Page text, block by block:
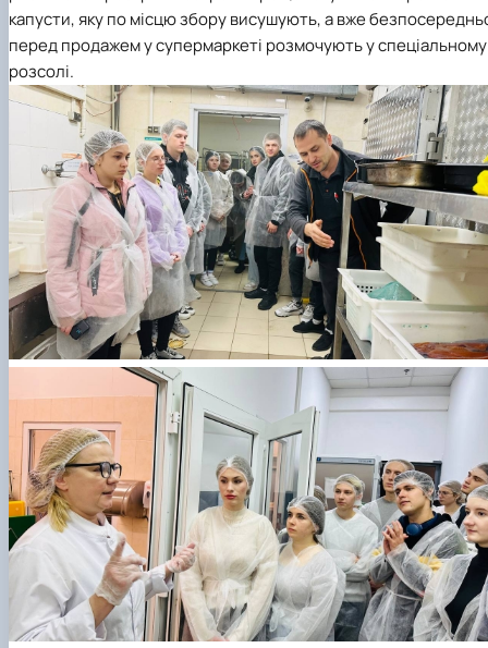
капусти, яку по місцю збору висушують, а вже
перед продажем у супермаркеті розмочують у спеціальному
розсолі.